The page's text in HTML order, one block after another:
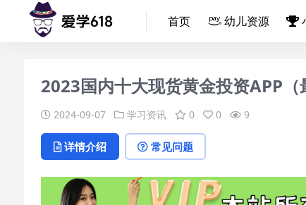
首页 幼儿资源
2023国内十大现货黄金投资APP（
2024-09-07 学习资讯 0 0 9
详情介绍 常见问题